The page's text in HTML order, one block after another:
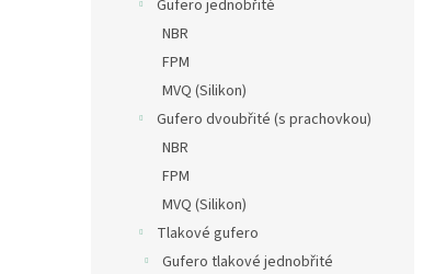
Gufero jednobřité
NBR
FPM
MVQ (Silikon)
Gufero dvoubřité (s prachovkou)
NBR
FPM
MVQ (Silikon)
Tlakové gufero
Gufero tlakové jednobřité